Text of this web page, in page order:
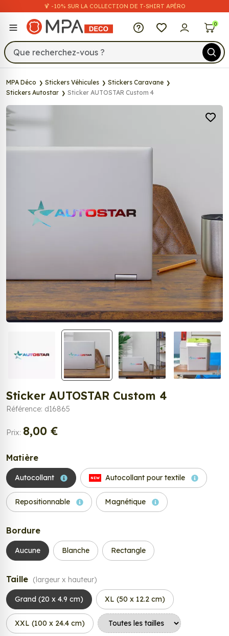
🍹 -10% SUR LA COLLECTION DE T-SHIRT APÉRO
MPA Déco 0
MPA Déco Stickers Véhicules
Stickers Caravane
Stickers Autostar
Sticker AUTOSTAR Custom 4
Sticker AUTOSTAR Custom 4
Référence: d16865
Prix: 8,00 €
Matière
Autocollant NEW Autocollant pour textile
Repositionnable Magnétique
Bordure
Aucune Blanche Rectangle
Taille (largeur x hauteur)
Grand (20 x 4.9 cm) XL (50 x 12.2 cm)
XXL (100 x 24.4 cm)